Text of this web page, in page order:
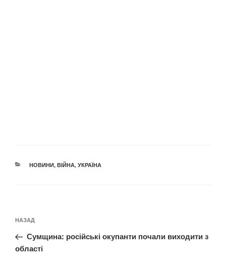
КАТЕГОРІЇ
НОВИНИ, ВІЙНА, УКРАЇНА
записів
Попередній
запис:
НАЗАД
Сумщина: російські окупанти почали виходити з
області